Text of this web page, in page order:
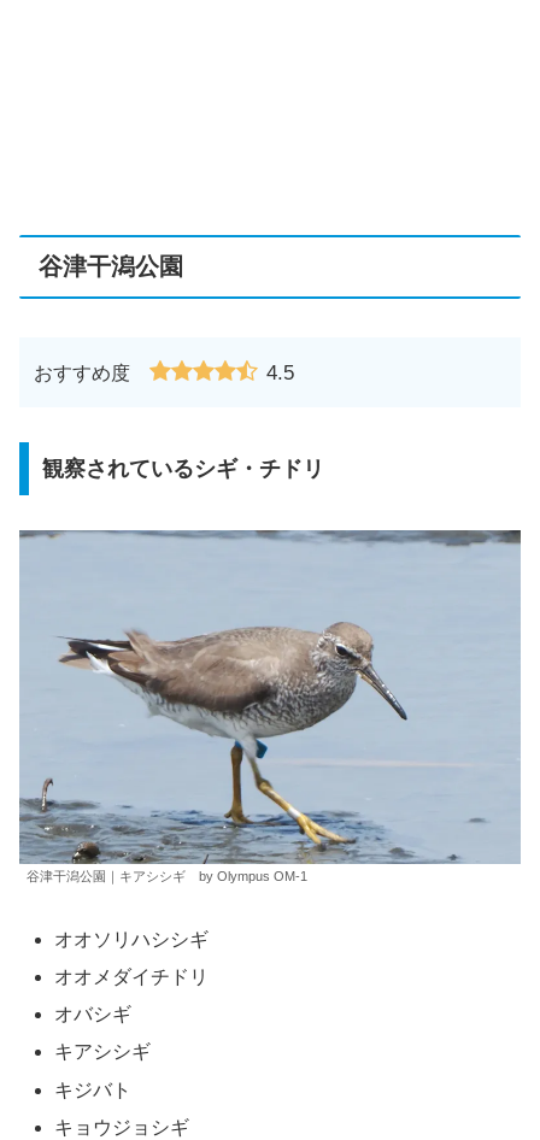
谷津干潟公園
おすすめ度 4.5
観察されているシギ・チドリ
谷津干潟公園｜キアシシギ by Olympus OM-1
オオソリハシシギ
オオメダイチドリ
オバシギ
キアシシギ
キジバト
キョウジョシギ